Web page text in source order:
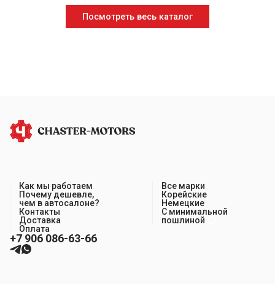
Посмотреть весь каталог
Как мы работаем
Почему дешевле,
чем в автосалоне?
Контакты
Доставка
Оплата
Все марки
Корейские
Немецкие
С минимальной
пошлиной
+7 906 086-63-66